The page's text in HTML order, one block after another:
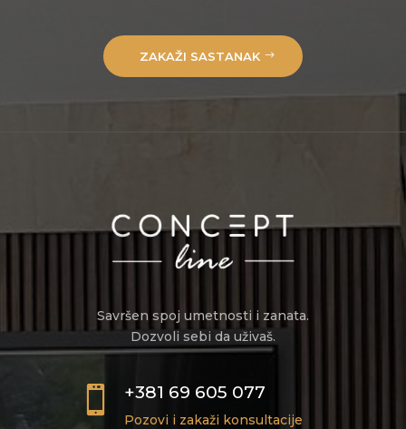
ZAKAŽI SASTANAK
Savršen spoj umetnosti i zanata.
Dozvoli sebi da uživaš.
 +381 69 605 077
Pozovi i zakaži konsultacije